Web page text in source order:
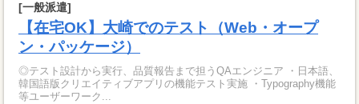
[一般派遣]
【在宅OK】大崎でのテスト（Web・オープ
ン・パッケージ）
◎テスト設計から実行、品質報告まで担うQAエンジニア ・日本語、
韓国語版クリエイティブアプリの機能テスト実施 ・Typography機能
等ユーザーワーク...